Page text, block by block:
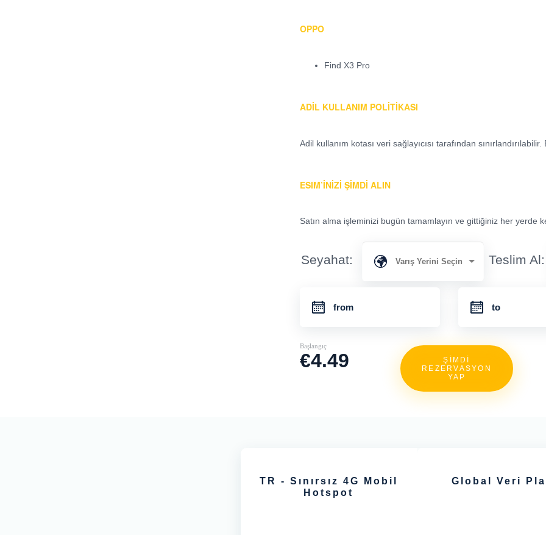
OPPO
Find X3 Pro
ADIL KULLANIM POLITIKASI
Adil kullanım kotası veri sağlayıcısı tarafından
ESIM’INIZI ŞIMDI ALIN
Satın alma işleminizi bugün tamamlayın ve gittiğiniz her yerde
Seyahat: Teslim Al:
Başlangıç
€4.49
ŞİMDİ
REZERVASYON
YAP
TR - Sınırsız 4G Mobil
Hotspot
Global Veri